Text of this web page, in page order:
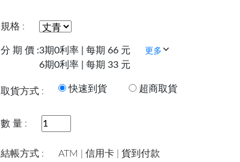
規格 :
分 期 價 :3期0利率 | 每期 66 元
6期0利率 | 每期 33 元
更多
取貨方式 : 快速到貨 超商取貨
數 量 :
結帳方式 : ATM | 信用卡 | 貨到付款